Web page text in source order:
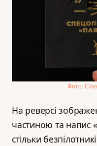
Фото:
На реверсі
частиною та напис
стільки